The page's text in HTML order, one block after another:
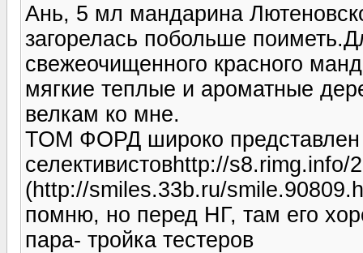
Ань, 5 мл мандарина
загорелась побольше
свежеочищенного красного
мягкие теплые и ароматные
велкам ко мне.
ТОМ ФОРД широко
селективистовhttp://
(http://smiles.33b.ru/
помню, но перед НГ, там его
пара- тройка тестеров